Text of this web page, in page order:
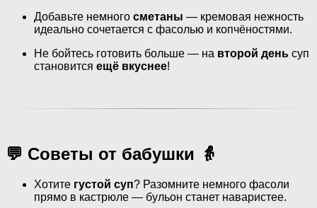
Добавьте немного сметаны — кремовая нежность
идеально сочетается с фасолью и копчёностями.
Не бойтесь готовить больше — на второй день суп
становится ещё вкуснее!
💬 Советы от бабушки 👵
Хотите густой суп? Разомните немного фасоли
прямо в кастрюле — бульон станет наваристее.